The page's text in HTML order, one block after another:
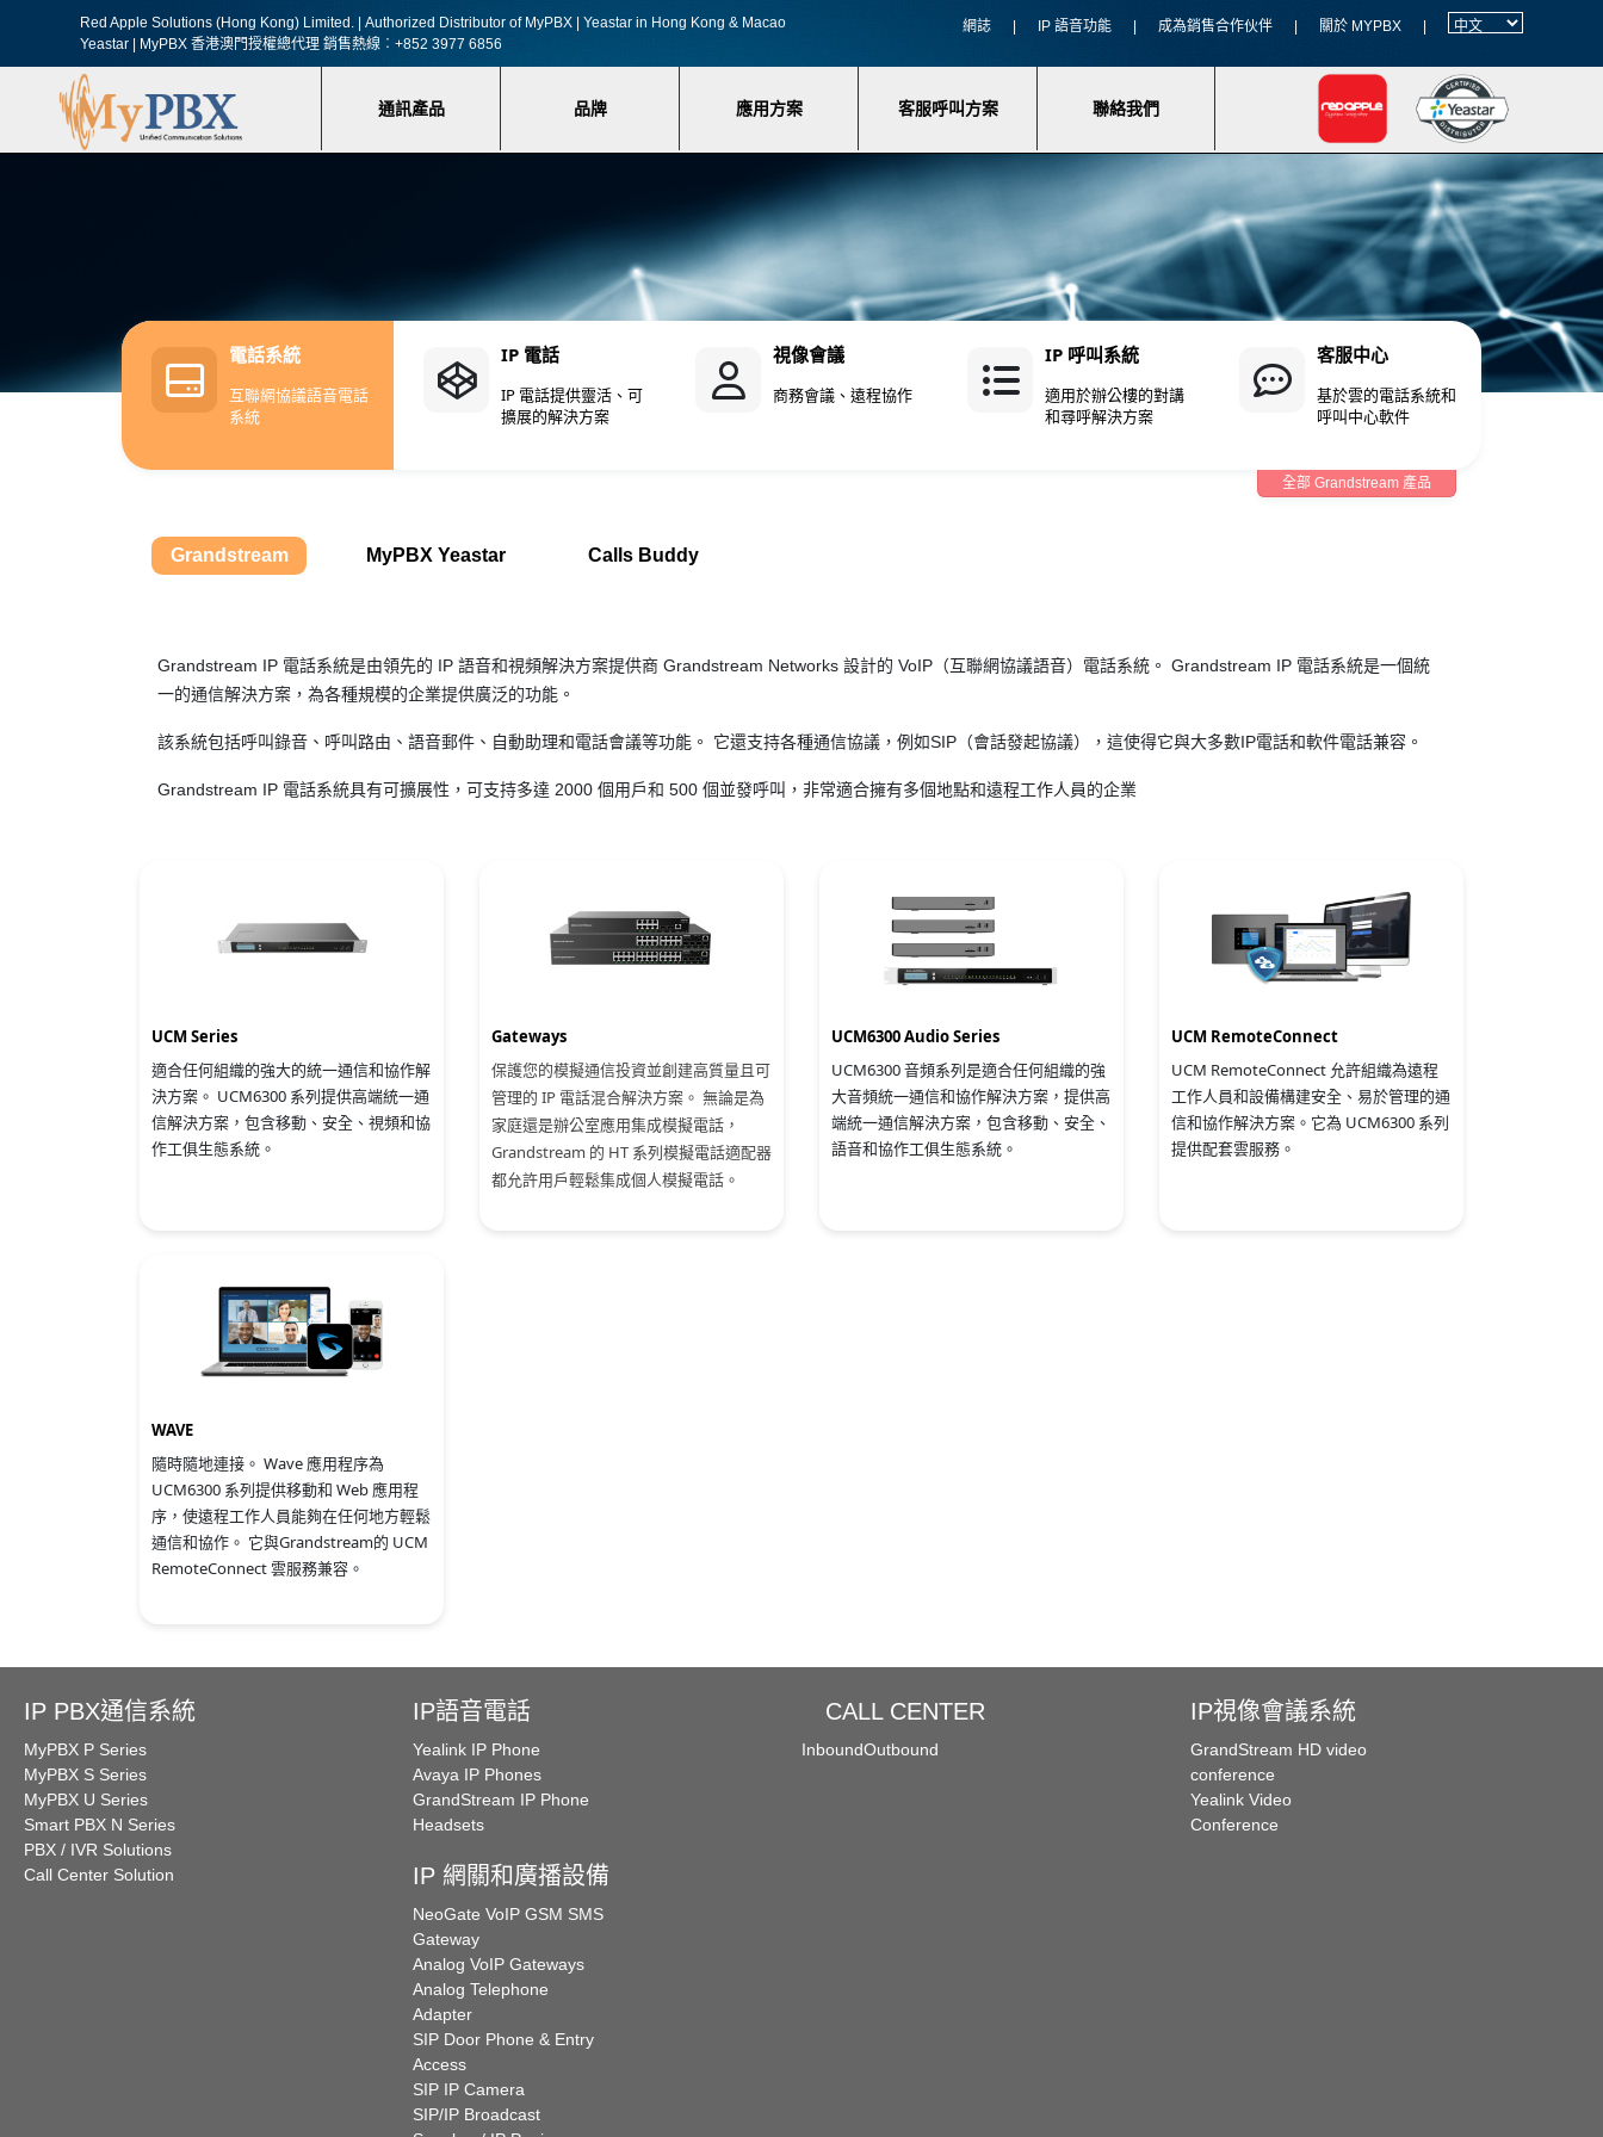
Red Apple Solutions (Hong Kong) Limited. |
Authorized Distributor of MyPBX | Yeastar in Hong Kong & Macao
Yeastar | MyPBX 香港澳門授權總代理 銷售熱線︰+852 3977 6856
網誌 IP 語音功能 成為銷售合作伙伴 關於 MYPBX
通訊產品 品牌 應用方案 客服呼叫方案 聯絡我們
電話系統
互聯網協議語音電話
系統
IP 電話
IP 電話提供靈活、可
擴展的解決方案
視像會議
商務會議、遠程協作
IP 呼叫系統
適用於辦公樓的對講
和尋呼解決方案
客服中心
基於雲的電話系統和
呼叫中心軟件
全部 Grandstream 產品
Grandstream MyPBX Yeastar Calls Buddy
Grandstream IP 電話系統是由領先的 IP 語音和視頻解決方案提供商 Grandstream Networks 設計的 VoIP（互聯網協議語音）電話系統。 Grandstream IP 電話系統是一個統
一的通信解決方案，為各種規模的企業提供廣泛的功能。
該系統包括呼叫錄音、呼叫路由、語音郵件、自動助理和電話會議等功能。 它還支持各種通信協議，例如SIP（會話發起協議），這使得它與大多數IP電話和軟件電話兼容。
Grandstream IP 電話系統具有可擴展性，可支持多達 2000 個用戶和 500 個並發呼叫，非常適合擁有多個地點和遠程工作人員的企業
UCM Series
適合任何組織的強大的統一通信和協作解
決方案。 UCM6300 系列提供高端統一通
信解決方案，包含移動、安全、視頻和協
作工俱生態系統。
Gateways
保護您的模擬通信投資並創建高質量且可
管理的 IP 電話混合解決方案。 無論是為
家庭還是辦公室應用集成模擬電話，
Grandstream 的 HT 系列模擬電話適配器
都允許用戶輕鬆集成個人模擬電話。
UCM6300 Audio Series
UCM6300 音頻系列是適合任何組織的強
大音頻統一通信和協作解決方案，提供高
端統一通信解決方案，包含移動、安全、
語音和協作工俱生態系統。
UCM RemoteConnect
UCM RemoteConnect 允許組織為遠程
工作人員和設備構建安全、易於管理的通
信和協作解決方案。 它為 UCM6300 系列
提供配套雲服務。
WAVE
隨時隨地連接。 Wave 應用程序為
UCM6300 系列提供移動和 Web 應用程
序，使遠程工作人員能夠在任何地方輕鬆
通信和協作。 它與Grandstream的 UCM
RemoteConnect 雲服務兼容。
IP PBX通信系統
MyPBX P Series
MyPBX S Series
MyPBX U Series
Smart PBX N Series
PBX / IVR Solutions
Call Center Solution
IP語音電話
Yealink IP Phone
Avaya IP Phones
GrandStream IP Phone
Headsets
CALL CENTER
InboundOutbound
IP視像會議系統
GrandStream HD video
conference
Yealink Video
Conference
IP 網關和廣播設備
NeoGate VoIP GSM SMS
Gateway
Analog VoIP Gateways
Analog Telephone
Adapter
SIP Door Phone & Entry
Access
SIP IP Camera
SIP/IP Broadcast